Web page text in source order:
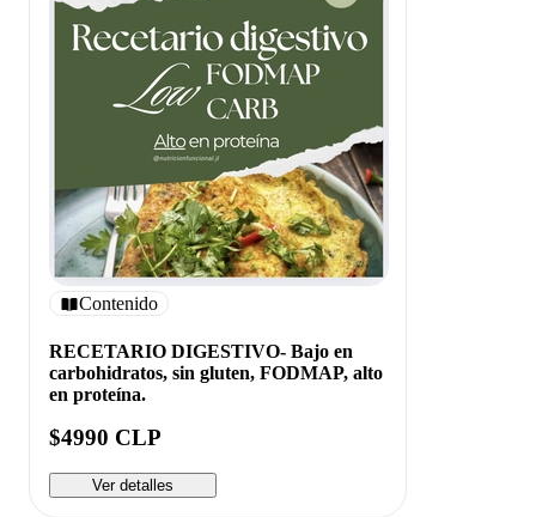
Contenido
RECETARIO DIGESTIVO- Bajo en
carbohidratos, sin gluten, FODMAP, alto
en proteína.
$4990 CLP
Ver detalles